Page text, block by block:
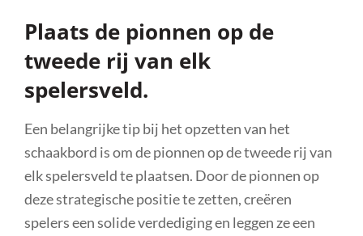
Plaats de pionnen op de
tweede rij van elk
spelersveld.
Een belangrijke tip bij het opzetten van het
schaakbord is om de pionnen op de tweede rij van
elk spelersveld te plaatsen. Door de pionnen op
deze strategische positie te zetten, creëren
spelers een solide verdediging en leggen ze een